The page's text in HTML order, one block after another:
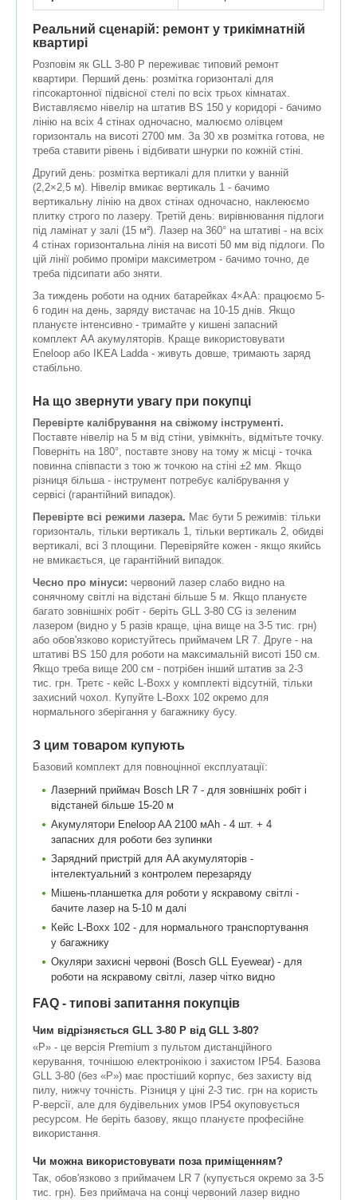
Реальний сценарій: ремонт у трикімнатній
квартирі
Розповім як GLL 3-80 P переживає типовий ремонт
квартири. Перший день: розмітка горизонталі для
гіпсокартонної підвісної стелі по всіх трьох кімнатах.
Виставляємо нівелір на штатив BS 150 у коридорі - бачимо
лінію на всіх 4 стінах одночасно, малюємо олівцем
горизонталь на висоті 2700 мм. За 30 хв розмітка готова, не
треба ставити рівень і відбивати шнурки по кожній стіні.
Другий день: розмітка вертикалі для плитки у ванній
(2,2×2,5 м). Нівелір вмикає вертикаль 1 - бачимо
вертикальну лінію на двох стінах одночасно, наклеюємо
плитку строго по лазеру. Третій день: вирівнювання підлоги
під ламінат у залі (15 м²). Лазер на 360° на штативі - на всіх
4 стінах горизонтальна лінія на висоті 50 мм від підлоги. По
цій лінії робимо проміри максиметром - бачимо точно, де
треба підсипати або зняти.
За тиждень роботи на одних батарейках 4×AA: працюємо 5-
6 годин на день, заряду вистачає на 10-15 днів. Якщо
плануєте інтенсивно - тримайте у кишені запасний
комплект AA акумуляторів. Краще використовувати
Eneloop або IKEA Ladda - живуть довше, тримають заряд
стабільно.
На що звернути увагу при покупці
Перевірте калібрування на свіжому інструменті.
Поставте нівелір на 5 м від стіни, увімкніть, відмітьте точку.
Поверніть на 180°, поставте знову на тому ж місці - точка
повинна співпасти з тою ж точкою на стіні ±2 мм. Якщо
різниця більша - інструмент потребує калібрування у
сервісі (гарантійний випадок).
Перевірте всі режими лазера. Має бути 5 режимів: тільки
горизонталь, тільки вертикаль 1, тільки вертикаль 2, обидві
вертикалі, всі 3 площини. Перевіряйте кожен - якщо якийсь
не вмикається, це гарантійний випадок.
Чесно про мінуси: червоний лазер слабо видно на
сонячному світлі на відстані більше 5 м. Якщо плануєте
багато зовнішніх робіт - беріть GLL 3-80 CG із зеленим
лазером (видно у 5 разів краще, ціна вище на 3-5 тис. грн)
або обов'язково користуйтесь приймачем LR 7. Друге - на
штативі BS 150 для роботи на максимальній висоті 150 см.
Якщо треба вище 200 см - потрібен інший штатив за 2-3
тис. грн. Третє - кейс L-Boxx у комплекті відсутній, тільки
захисний чохол. Купуйте L-Boxx 102 окремо для
нормального зберігання у багажнику бусу.
З цим товаром купують
Базовий комплект для повноцінної експлуатації:
Лазерний приймач Bosch LR 7 - для зовнішніх робіт і
відстаней більше 15-20 м
Акумулятори Eneloop AA 2100 мАh - 4 шт. + 4
запасних для роботи без зупинки
Зарядний пристрій для AA акумуляторів -
інтелектуальний з контролем перезаряду
Мішень-планшетка для роботи у яскравому світлі -
бачите лазер на 5-10 м далі
Кейс L-Boxx 102 - для нормального транспортування
у багажнику
Окуляри захисні червоні (Bosch GLL Eyewear) - для
роботи на яскравому світлі, лазер чітко видно
FAQ - типові запитання покупців
Чим відрізняється GLL 3-80 P від GLL 3-80?
«P» - це версія Premium з пультом дистанційного
керування, точнішою електронікою і захистом IP54. Базова
GLL 3-80 (без «P») має простіший корпус, без захисту від
пилу, нижчу точність. Різниця у ціні 2-3 тис. грн на користь
P-версії, але для будівельних умов IP54 окуповується
ресурсом. Не беріть базову, якщо плануєте професійне
використання.
Чи можна використовувати поза приміщенням?
Так, обов'язково з приймачем LR 7 (купується окремо за 3-5
тис. грн). Без приймача на сонці червоний лазер видно